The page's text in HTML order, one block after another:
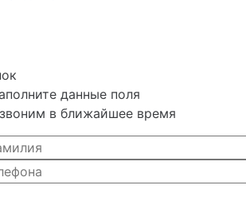
данные поля
в ближайшее время